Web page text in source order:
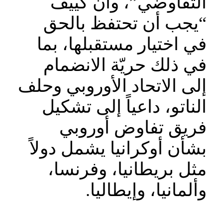
“يجب أن تحتفظ بالحق
في اختيار مستقبلها، بما
في ذلك حريّة الانضمام
إلى الاتحاد الأوروبي وحلف
الناتو، داعياً إلى تشكيل
فريق تفاوض أوروبي
بشأن أوكرانيا يشمل دولاً
مثل بريطانيا، وفرنسا،
وألمانيا، وإيطاليا.